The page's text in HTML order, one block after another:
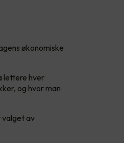
økonomiske
lettere hver
og hvor man
valget av